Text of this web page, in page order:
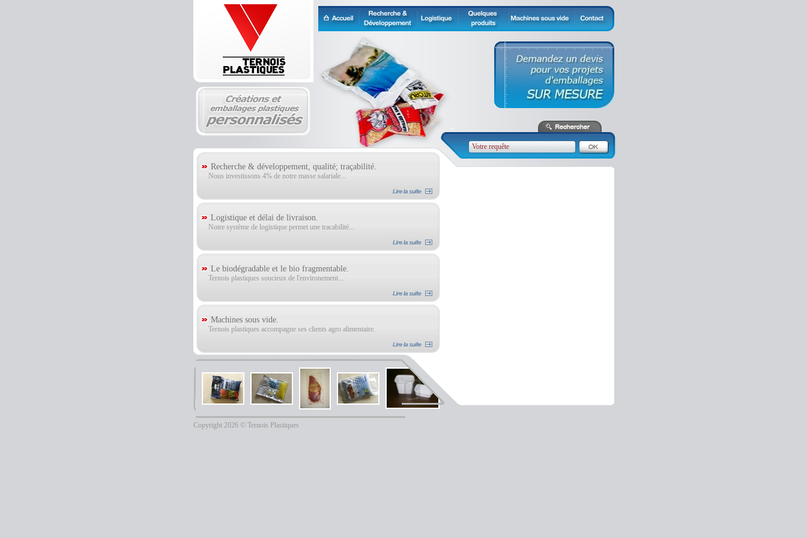
Recherche & développement, qualité; traçabilité.
Nous investissons 4% de notre masse salariale...
Logistique et délai de livraison.
Notre système de logistique permet une tracabilité...
Le biodégradable et le bio fragmentable.
Ternois plastiques soucieux de l'environement...
Machines sous vide.
Ternois plastiques accompagne ses clients agro alimentaire.
Copyright 2026 © Ternois Plastiques